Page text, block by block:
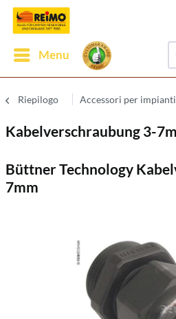
Menu
Riepilogo Accessori per
Kabelverschraubung 3-
Büttner Technology
7mm